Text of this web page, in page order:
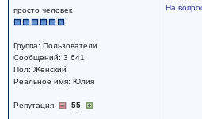
просто человек
Группа: Пользователи
Сообщений: 3 641
Пол: Женский
Реальное имя: Юлия
Репутация: 55
На